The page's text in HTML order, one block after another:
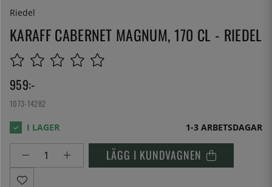
Riedel
KARAFF CABERNET MAGNUM, 170 CL - RIEDEL
959:-
1073-14282
1-3 ARBETSDAGAR
LÄGG I KUNDVAGNEN